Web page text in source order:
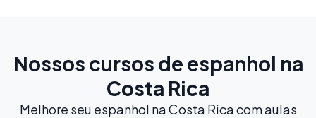
Nossos cursos de espanhol na
Costa Rica
Melhore seu espanhol na Costa Rica com aulas